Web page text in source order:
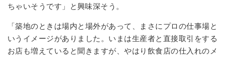
ちゃいそうです」と興味深そう。
「築地のときは場内と場外があって、まさにプロの仕事場と
いうイメージがありました。いまは生産者と直接取引をする
お店も増えていると聞きますが、やはり飲食店の仕入れのメ